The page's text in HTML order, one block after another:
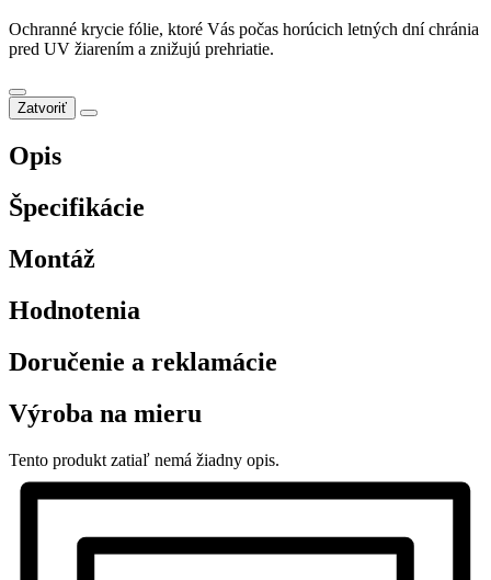
Ochranné krycie fólie, ktoré Vás počas horúcich letných dní chránia
pred UV žiarením a znižujú prehriatie.
Zatvoriť
Opis
Špecifikácie
Montáž
Hodnotenia
Doručenie a reklamácie
Výroba na mieru
Tento produkt zatiaľ nemá žiadny opis.